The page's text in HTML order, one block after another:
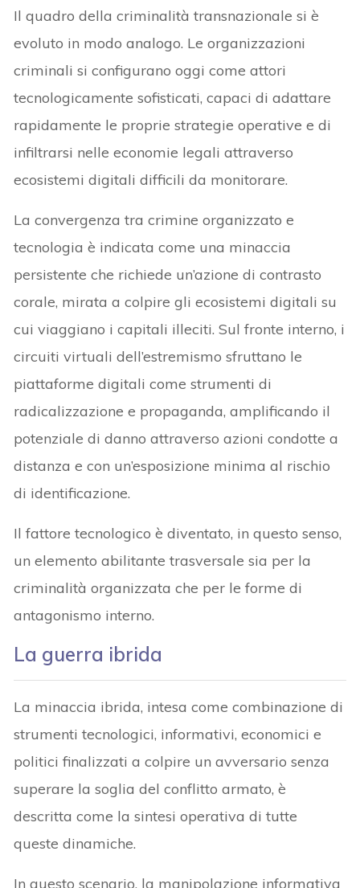
Il quadro della criminalità transnazionale si è
evoluto in modo analogo. Le organizzazioni
criminali si configurano oggi come attori
tecnologicamente sofisticati, capaci di adattare
rapidamente le proprie strategie operative e di
infiltrarsi nelle economie legali attraverso
ecosistemi digitali difficili da monitorare.
La convergenza tra crimine organizzato e
tecnologia è indicata come una minaccia
persistente che richiede un’azione di contrasto
corale, mirata a colpire gli ecosistemi digitali su
cui viaggiano i capitali illeciti. Sul fronte interno, i
circuiti virtuali dell’estremismo sfruttano le
piattaforme digitali come strumenti di
radicalizzazione e propaganda, amplificando il
potenziale di danno attraverso azioni condotte a
distanza e con un’esposizione minima al rischio
di identificazione.
Il fattore tecnologico è diventato, in questo senso,
un elemento abilitante trasversale sia per la
criminalità organizzata che per le forme di
antagonismo interno.
La guerra ibrida
La minaccia ibrida, intesa come combinazione di
strumenti tecnologici, informativi, economici e
politici finalizzati a colpire un avversario senza
superare la soglia del conflitto armato, è
descritta come la sintesi operativa di tutte
queste dinamiche.
In questo scenario, la manipolazione informativa